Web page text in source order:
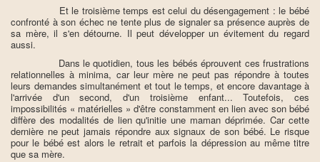
Et le troisième temps est celui du désengagement : le bébé
confronté à son échec ne tente plus de signaler sa présence auprès de
sa mère, il s'en détourne. Il peut développer un évitement du regard
aussi.
Dans le quotidien, tous les bébés éprouvent ces frustrations
relationnelles à minima, car leur mère ne peut pas répondre à toutes
leurs demandes simultanément et tout le temps, et encore davantage à
l'arrivée d'un second, d'un troisième enfant... Toutefois, ces
impossibilités « matérielles » d'être constamment en lien avec son bébé
diffère des modalités de lien qu'initie une maman déprimée. Car cette
dernière ne peut jamais répondre aux signaux de son bébé. Le risque
pour le bébé est alors le retrait et parfois la dépression au même titre
que sa mère.